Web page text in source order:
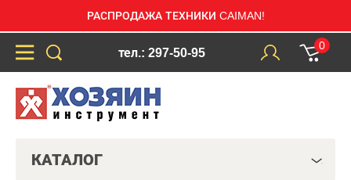
РАСПРОДАЖА ТЕХНИКИ CAIMAN!
тел.: 297-50-95
0
КАТАЛОГ